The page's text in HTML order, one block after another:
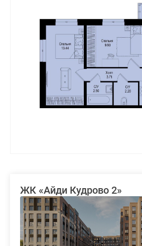
ЖК «Айди Кудрово 2»